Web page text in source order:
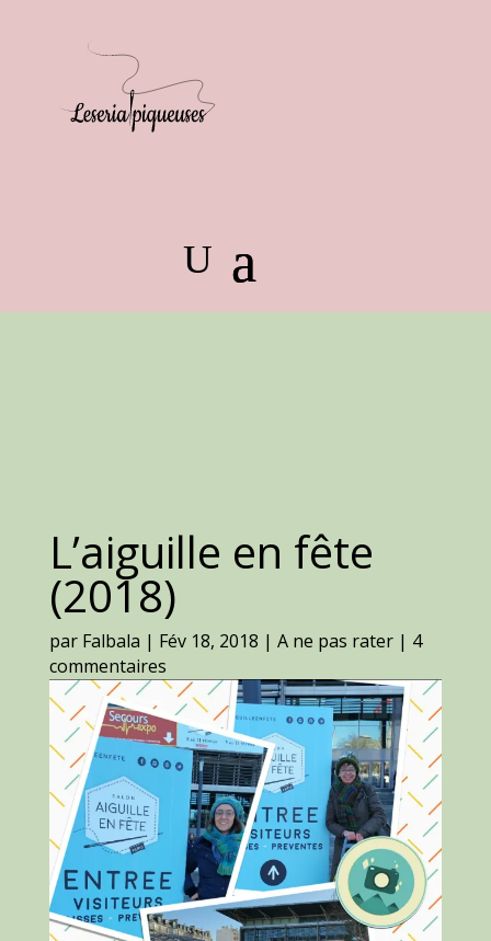
L’aiguille en fête
(2018)
par Falbala | Fév 18, 2018 | A ne pas rater| 4
commentaires